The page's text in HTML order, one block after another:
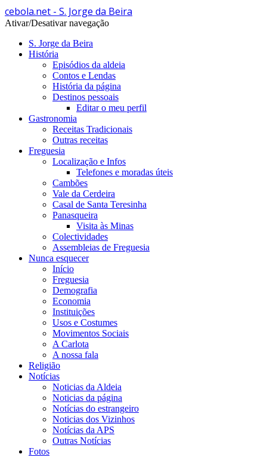
cebola.net - S. Jorge da Beira
Ativar/Desativar navegação
S. Jorge da Beira
História
Episódios da aldeia
Contos e Lendas
História da página
Destinos pessoais
Editar o meu perfil
Gastronomia
Receitas Tradicionais
Outras receitas
Freguesia
Localização e Infos
Telefones e moradas úteis
Cambões
Vale da Cerdeira
Casal de Santa Teresinha
Panasqueira
Visita às Minas
Colectividades
Assembleias de Freguesia
Nunca esquecer
Início
Freguesia
Demografia
Economia
Instituições
Usos e Costumes
Movimentos Sociais
A Carlota
A nossa fala
Religião
Notícias
Noticias da Aldeia
Noticias da página
Notícias do estrangeiro
Noticias dos Vizinhos
Notícias da APS
Outras Notícias
Fotos